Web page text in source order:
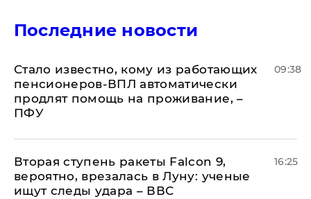
Последние новости
Стало известно, кому из работающих
пенсионеров-ВПЛ автоматически
продлят помощь на проживание, –
ПФУ
09:38
Вторая ступень ракеты Falcon 9,
вероятно, врезалась в Луну: ученые
ищут следы удара – ВВС
16:25